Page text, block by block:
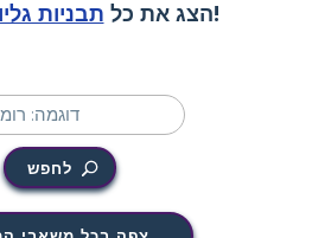
הצג את כל תבניות !
לחפש